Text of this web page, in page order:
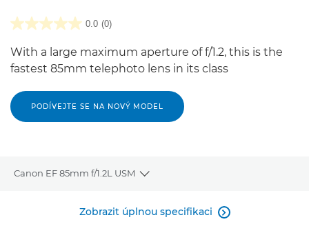
0.0 (0)
With a large maximum aperture of f/1.2, this is the
fastest 85mm telephoto lens in its class
PODÍVEJTE SE NA NOVÝ MODEL
Canon EF 85mm f/1.2L USM
Toggle breadcrumbs
Zobrazit úplnou specifikaci 